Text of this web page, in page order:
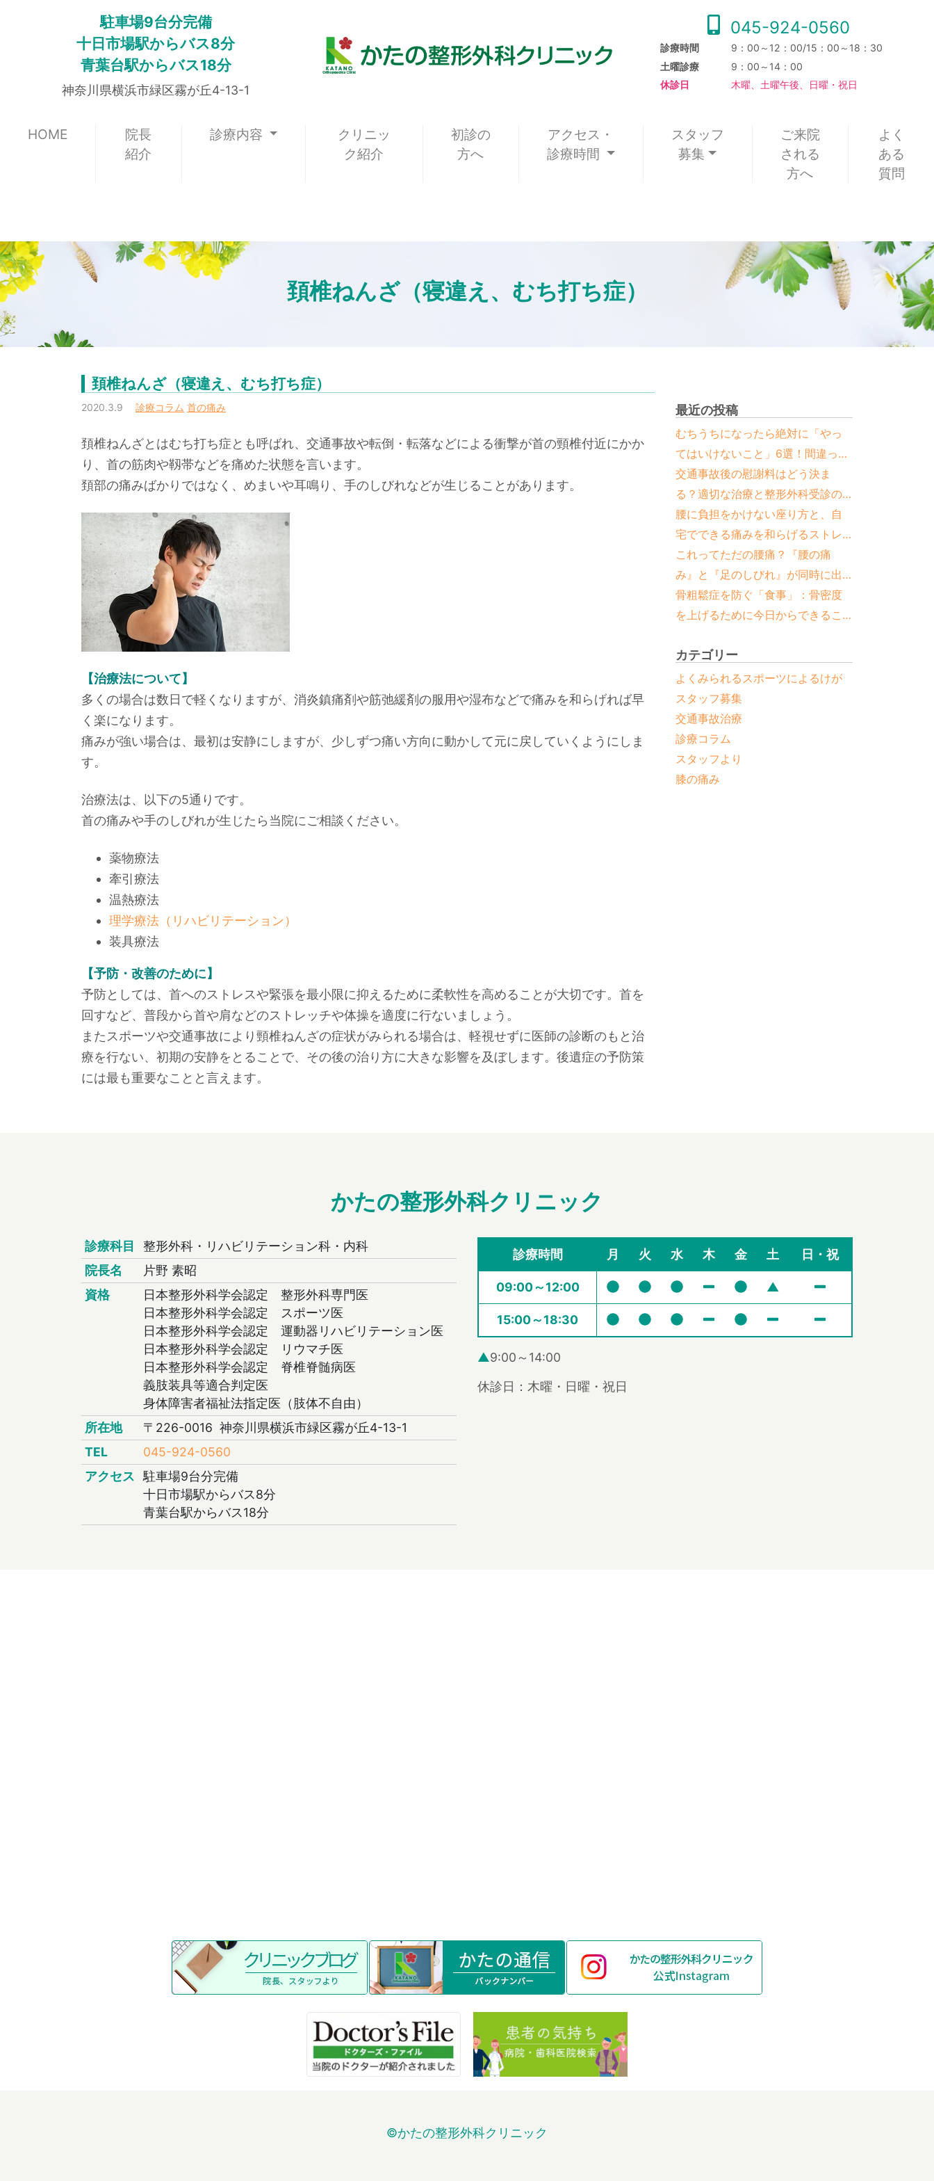
駐車場9台分完備
十日市場駅からバス8分
青葉台駅からバス18分
神奈川県横浜市緑区霧が丘4-13-1
045-924-0560
診療時間
9：00～12：00/15：00～18：30
土曜診療
9：00～14：00
休診日
木曜、土曜午後、日曜・祝日
HOME
院長
紹介
診療内容
クリニッ
ク紹介
初診の
方へ
アクセス・
診療時間
スタッフ
募集
ご来院
される
方へ
よく
ある
質問
頚椎ねんざ（寝違え、むち打ち症）
頚椎ねんざ（寝違え、むち打ち症）
2020.3.9 診療コラム 首の痛み
頚椎ねんざとはむち打ち症とも呼ばれ、交通事故や転倒・転落などによる衝撃が首の頸椎付近にかか
り、首の筋肉や靱帯などを痛めた状態を言います。
頚部の痛みばかりではなく、めまいや耳鳴り、手のしびれなどが生じることがあります。
【治療法について】
多くの場合は数日で軽くなりますが、消炎鎮痛剤や筋弛緩剤の服用や湿布などで痛みを和らげれば早
く楽になります。
痛みが強い場合は、最初は安静にしますが、少しずつ痛い方向に動かして元に戻していくようにしま
す。
治療法は、以下の5通りです。
首の痛みや手のしびれが生じたら当院にご相談ください。
薬物療法
牽引療法
温熱療法
理学療法（リハビリテーション）
装具療法
【予防・改善のために】
予防としては、首へのストレスや緊張を最小限に抑えるために柔軟性を高めることが大切です。首を
回すなど、普段から首や肩などのストレッチや体操を適度に行ないましょう。
またスポーツや交通事故により頸椎ねんざの症状がみられる場合は、軽視せずに医師の診断のもと治
療を行ない、初期の安静をとることで、その後の治り方に大きな影響を及ぼします。後遺症の予防策
には最も重要なことと言えます。
最近の投稿
むちうちになったら絶対に「やっ
てはいけないこと」6選！間違った
対処法と正しい治し方
交通事故後の慰謝料はどう決ま
る？適切な治療と整形外科受診の
重要性
腰に負担をかけない座り方と、自
宅でできる痛みを和らげるストレ
ッチ
これってただの腰痛？『腰の痛
み』と『足のしびれ』が同時に出
たら要注意な疾患と見分け方
骨粗鬆症を防ぐ「食事」：骨密度
を上げるために今日からできるこ
カテゴリー
よくみられるスポーツによるけが
スタッフより
スタッフ募集
交通事故治療
膝の痛み
診療コラム
かたの整形外科クリニック
診療科目
整形外科・リハビリテーション科・内科
院長名
片野 素昭
資格
日本整形外科学会認定 整形外科専門医
日本整形外科学会認定 スポーツ医
日本整形外科学会認定 運動器リハビリテーション医
日本整形外科学会認定 リウマチ医
日本整形外科学会認定 脊椎脊髄病医
義肢装具等適合判定医
身体障害者福祉法指定医（肢体不自由）
所在地
〒226-0016 神奈川県横浜市緑区霧が丘4-13-1
TEL
045-924-0560
アクセス
駐車場9台分完備
十日市場駅からバス8分
青葉台駅からバス18分
診療時間 月 火 水 木 金 土 日・祝
09:00～12:00 ▲
15:00～18:30
▲9:00～14:00
休診日：木曜・日曜・祝日
©かたの整形外科クリニック